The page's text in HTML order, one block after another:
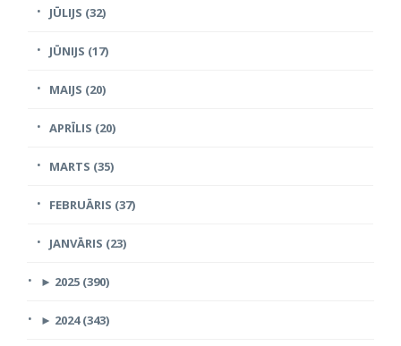
JŪLIJS (32)
JŪNIJS (17)
MAIJS (20)
APRĪLIS (20)
MARTS (35)
FEBRUĀRIS (37)
JANVĀRIS (23)
► 2025 (390)
► 2024 (343)